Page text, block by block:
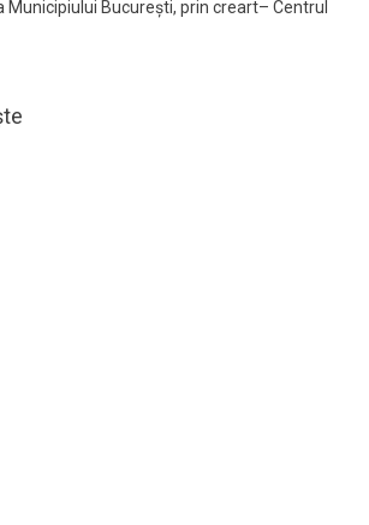
Municipiului București, prin creart– Centrul